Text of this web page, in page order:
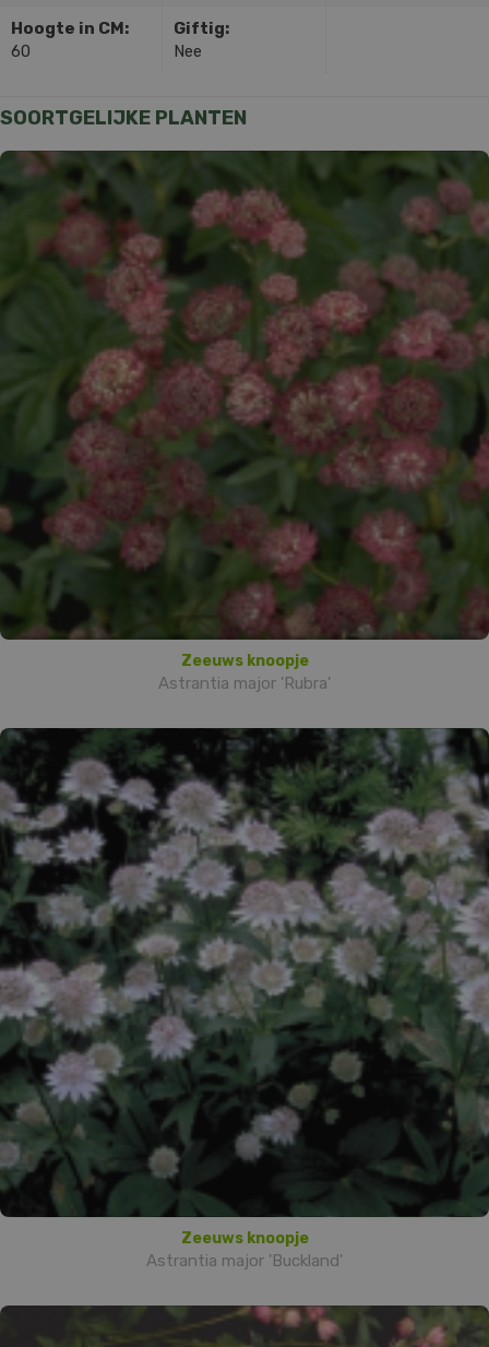
Hoogte in CM:
60
Giftig:
Nee
SOORTGELIJKE PLANTEN
Zeeuws knoopje
Astrantia major 'Rubra'
Zeeuws knoopje
Astrantia major 'Buckland'